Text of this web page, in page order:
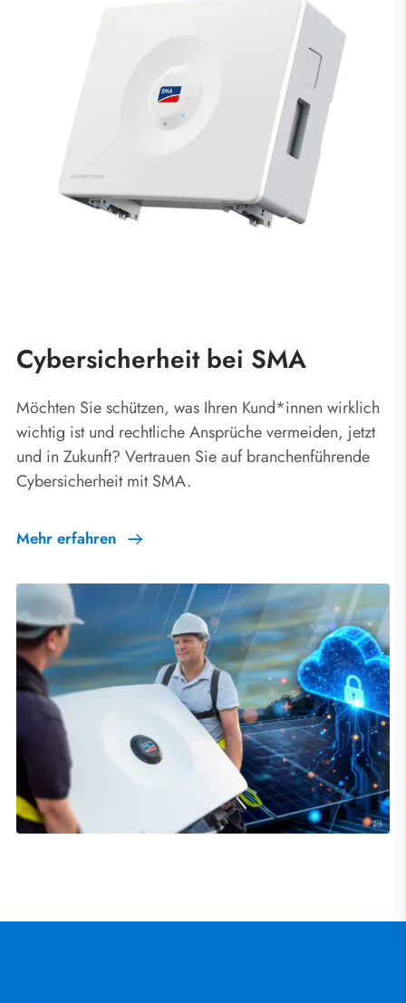
Cybersicherheit bei SMA
Möchten Sie schützen, was Ihren Kund*innen wirklich
wichtig ist und rechtliche Ansprüche vermeiden, jetzt
und in Zukunft? Vertrauen Sie auf branchenführende
Cybersicherheit mit SMA.
Mehr erfahren